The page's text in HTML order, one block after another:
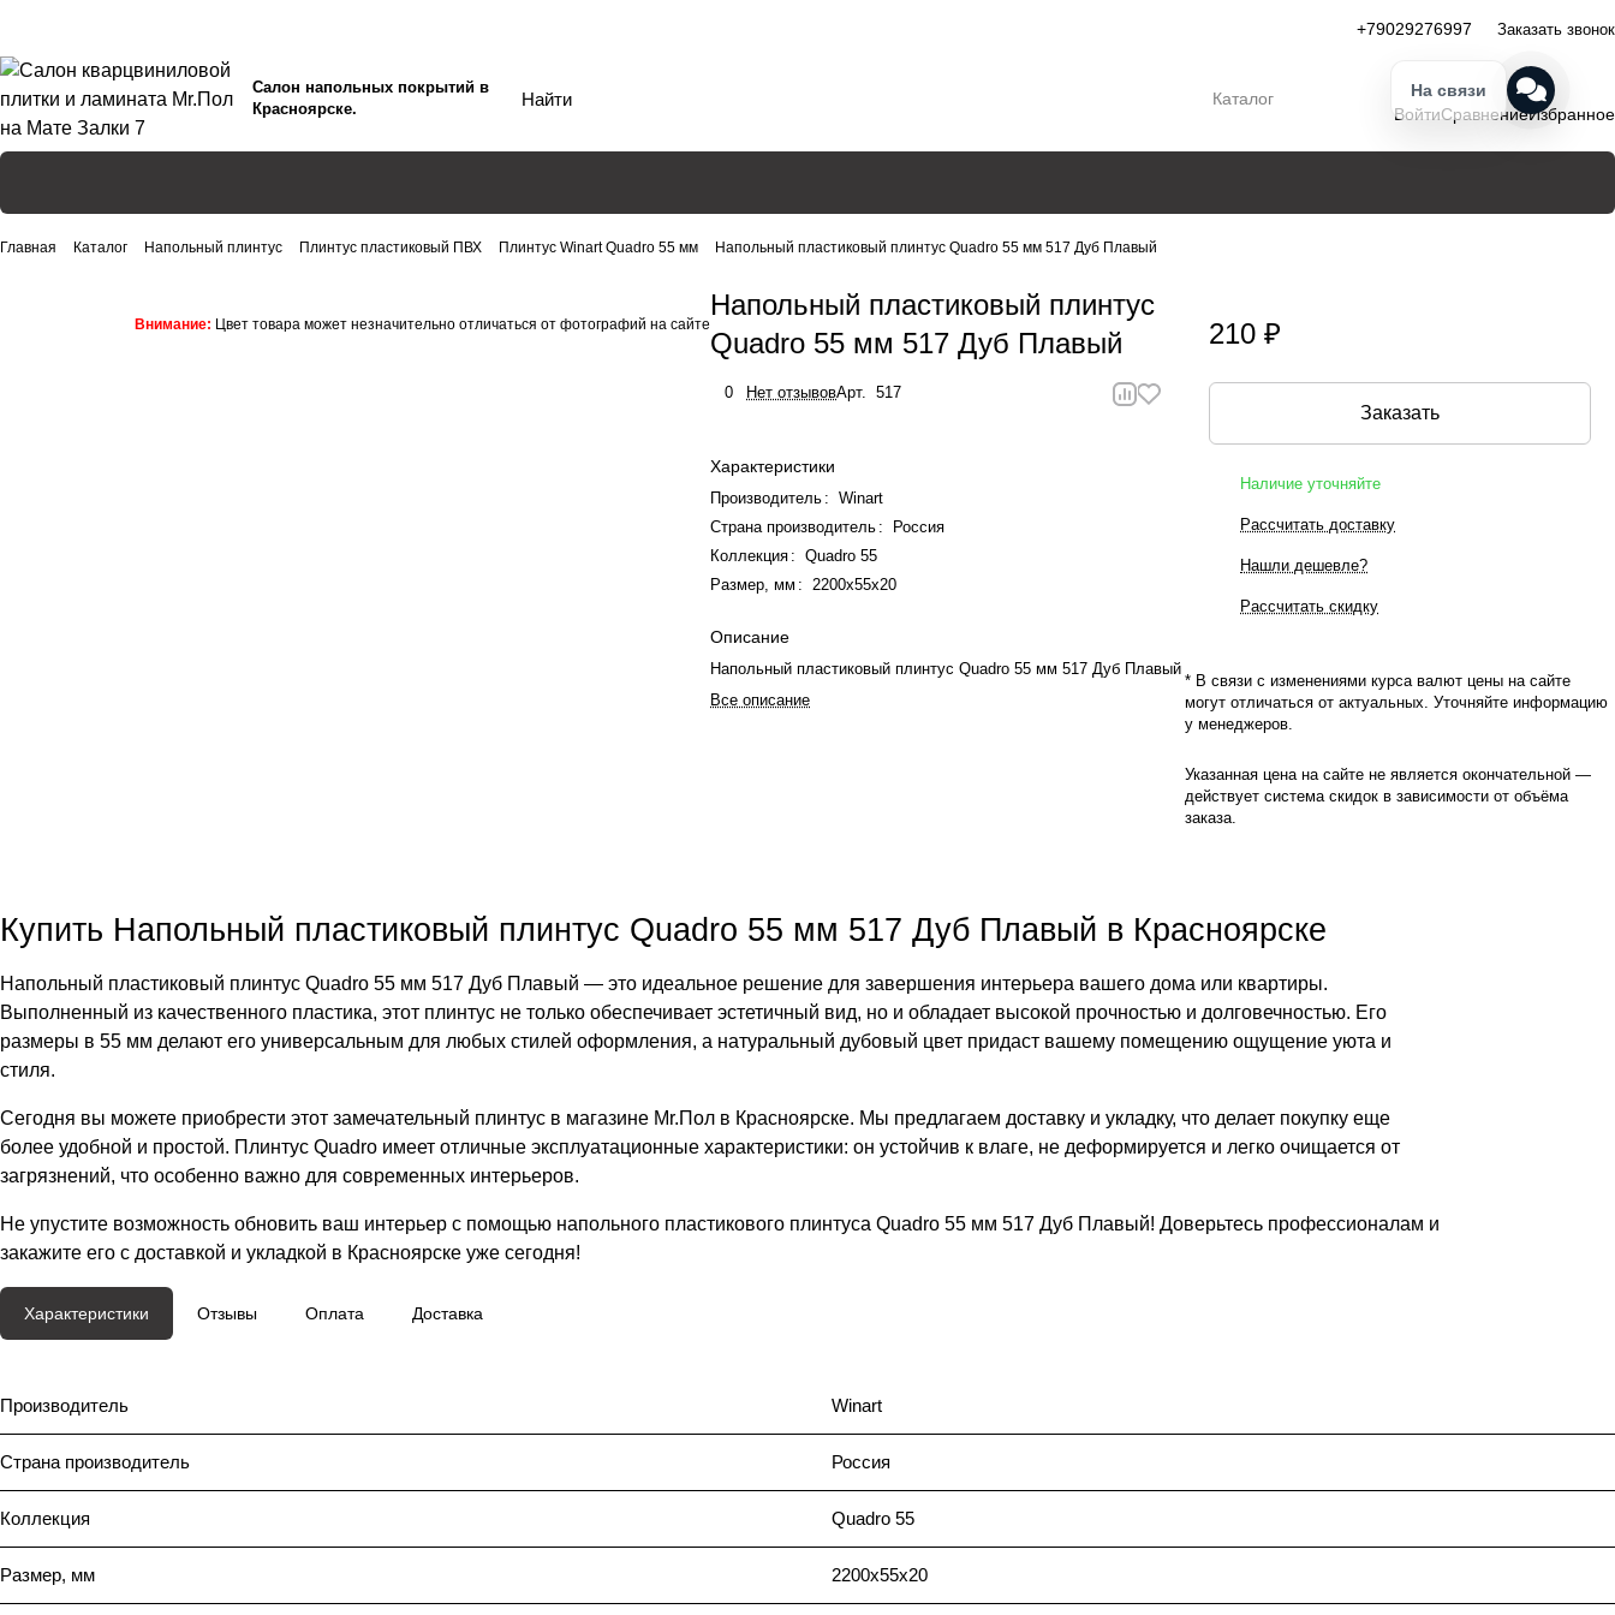
+79029276997 Заказать звонок
Салон напольных покрытий в
Красноярске.
Каталог
ВойтиСравнениеИзбранное
Главная Каталог Напольный плинтус Плинтус пластиковый ПВХ Плинтус Winart Quadro 55 мм Напольный пластиковый плинтус Quadro 55 мм 517 Дуб Плавый
Внимание: Цвет товара может незначительно отличаться от фотографий на сайте
Напольный пластиковый плинтус
Quadro 55 мм 517 Дуб Плавый
0 Нет отзывовАрт. 517
Характеристики
Производитель:
Winart
Страна производитель:
Россия
Коллекция:
Quadro 55
Размер, мм: 2200x55x20
Описание
Напольный пластиковый плинтус Quadro 55 мм 517 Дуб Плавый
Все описание
210 ₽
Заказать
Наличие уточняйте
Рассчитать доставку
Нашли дешевле?
Рассчитать скидку
* В связи с изменениями курса валют цены на сайте
могут отличаться от актуальных. Уточняйте информацию
у менеджеров.
Указанная цена на сайте не является окончательной —
действует система скидок в зависимости от объёма
заказа.
Купить Напольный пластиковый плинтус Quadro 55 мм 517 Дуб Плавый в Красноярске
Напольный пластиковый плинтус Quadro 55 мм 517 Дуб Плавый — это идеальное решение для завершения интерьера вашего дома или квартиры.
Выполненный из качественного пластика, этот плинтус не только обеспечивает эстетичный вид, но и обладает высокой прочностью и долговечностью. Его
размеры в 55 мм делают его универсальным для любых стилей оформления, а натуральный дубовый цвет придаст вашему помещению ощущение уюта и
стиля.
Сегодня вы можете приобрести этот замечательный плинтус в магазине Mr.Пол в Красноярске. Мы предлагаем доставку и укладку, что делает покупку еще
более удобной и простой. Плинтус Quadro имеет отличные эксплуатационные характеристики: он устойчив к влаге, не деформируется и легко очищается от
загрязнений, что особенно важно для современных интерьеров.
Не упустите возможность обновить ваш интерьер с помощью напольного пластикового плинтуса Quadro 55 мм 517 Дуб Плавый! Доверьтесь профессионалам и
закажите его с доставкой и укладкой в Красноярске уже сегодня!
Характеристики Отзывы Оплата Доставка
Производитель Winart
Страна производитель Россия
Коллекция Quadro 55
Размер, мм 2200x55x20
На связи